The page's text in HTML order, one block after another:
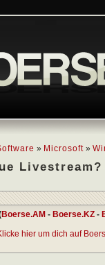
» Microsoft »
Livestream?
Boerse.AM - Boerse.KZ -
hier um dich auf